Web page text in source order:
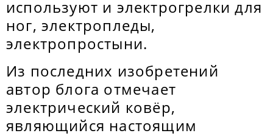
используют и электрогрелки для
ног, электропледы,
электропростыни.
Из последних изобретений
автор блога отмечает
электрический ковёр,
являющийся настоящим